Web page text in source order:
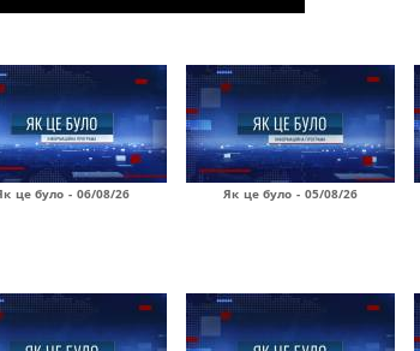
це було - 06/08/26 Як це було - 05/08/26